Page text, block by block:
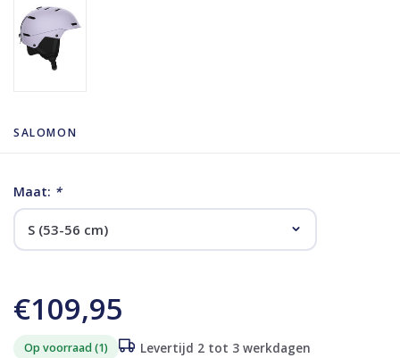
SALOMON
Maat: *
€109,95
Op voorraad (1) Levertijd 2 tot 3 werkdagen